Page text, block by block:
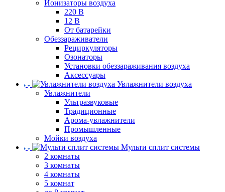
Ионизаторы воздуха
220 В
12 В
От батарейки
Обеззараживатели
Рециркуляторы
Озонаторы
Установки обеззараживания воздуха
Аксессуары
Увлажнители воздуха
Увлажнители
Ультразвуковые
Традиционные
Арома-увлажнители
Промышленные
Мойки воздуха
Мульти сплит системы
2 комнаты
3 комнаты
4 комнаты
5 комнат